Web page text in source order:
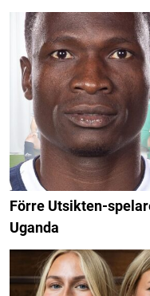
Förre Utsikten-
Uganda